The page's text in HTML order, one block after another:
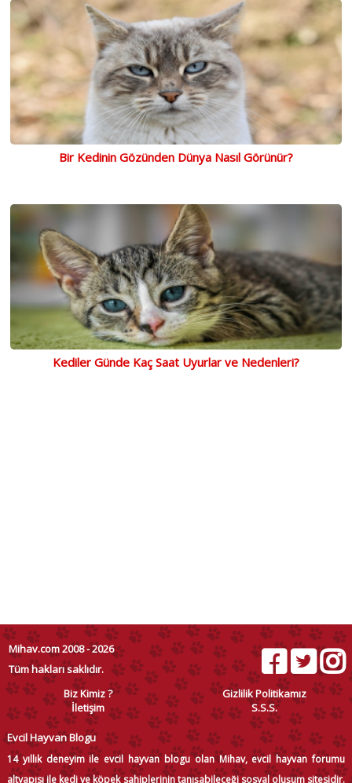
Bir Kedinin Gözünden Dünya Nasıl Görünür?
Kediler Günde Kaç Saat Uyurlar ve Nedenleri?
Mihav.com 2008 - 2026
Tüm hakları saklıdır.
Biz Kimiz ?
Gizlilik Politikamız
İletişim
S.S.S.
Evcil Hayvan Blogu
14 yıllık deneyim ile evcil hayvan blogu olan Mihav, evcil hayvan forumu
altyapısı ile kedi ve köpek sahiplerinin tanışabileceği sosyal oluşum sitesidir.